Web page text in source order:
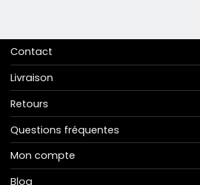
Contact
Livraison
Retours
Questions fréquentes
Mon compte
Blog